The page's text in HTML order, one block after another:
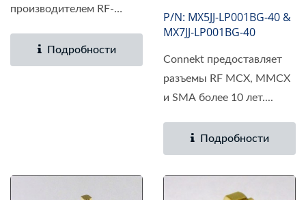
производителем RF-
Подробности
P/N: MX5JJ-LP001BG-40 &
MX7JJ-LP001BG-40
Connekt предоставляет
разъемы RF MCX, MMCX
и SMA более 10 лет....
Подробности